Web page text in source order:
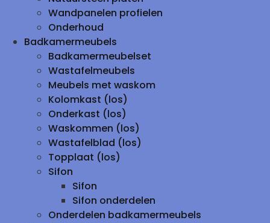
Wandpanelen profielen
Onderhoud
Badkamermeubels
Badkamermeubelset
Wastafelmeubels
Meubels met waskom
Kolomkast (los)
Onderkast (los)
Waskommen (los)
Wastafelblad (los)
Topplaat (los)
Sifon
Sifon
Sifon onderdelen
Onderdelen badkamermeubels